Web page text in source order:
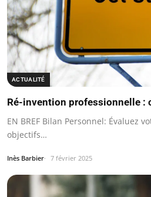
ACTUALITÉ
Ré-invention professionnelle :
EN BREF Bilan Personnel: Évaluez
objectifs…
Inès Barbier 7 février 2025